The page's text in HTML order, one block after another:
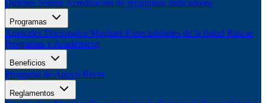
Quiénes Somos Acreditación de programas Indicadores
Programas
Aranceles Doctorados Magíster Especialidades de la Salud Buscar
Programas y Académicos
Beneficios
Programa de Apoyo Becas
Reglamentos